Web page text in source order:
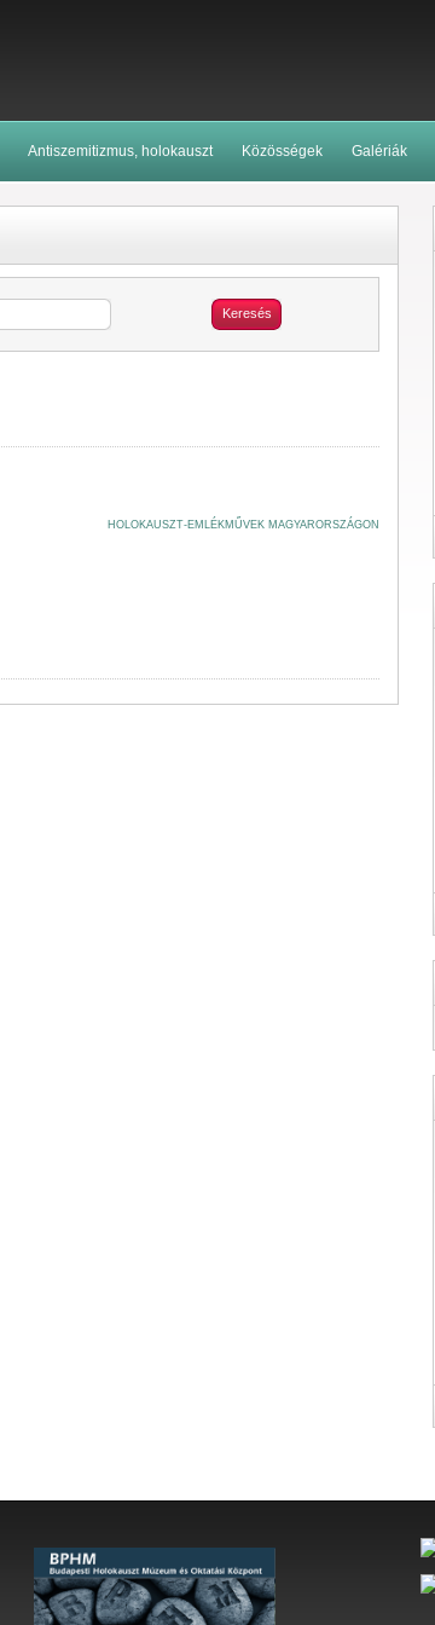
Antiszemitizmus, holokauszt Közösségek Galériák
Keresés
HOLOKAUSZT-EMLÉKMŰVEK MAGYARORSZÁGON